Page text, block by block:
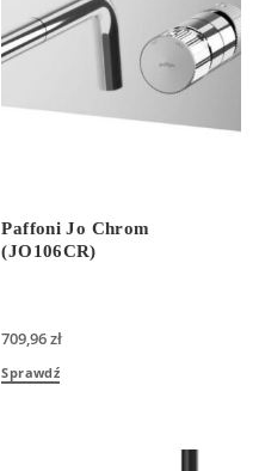
Paffoni Jo Chrom
(JO106CR)
709,96zł
Sprawdź